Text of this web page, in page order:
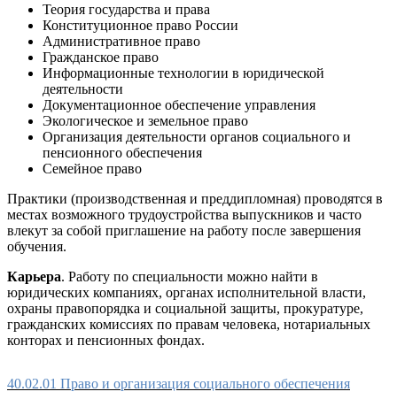
Теория государства и права
Конституционное право России
Административное право
Гражданское право
Информационные технологии в юридической
деятельности
Документационное обеспечение управления
Экологическое и земельное право
Организация деятельности органов социального и
пенсионного обеспечения
Семейное право
Практики (производственная и преддипломная) проводятся в
местах возможного трудоустройства выпускников и часто
влекут за собой приглашение на работу после завершения
обучения.
Карьера. Работу по специальности можно найти в
юридических компаниях, органах исполнительной власти,
охраны правопорядка и социальной защиты, прокуратуре,
гражданских комиссиях по правам человека, нотариальных
конторах и пенсионных фондах.
40.02.01 Право и организация социального обеспечения